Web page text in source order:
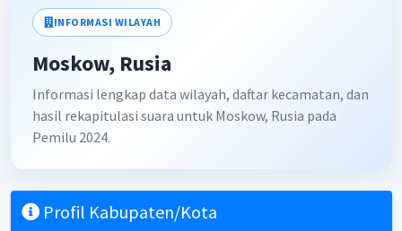
INFORMASI WILAYAH
Moskow, Rusia
Informasi lengkap data wilayah, daftar kecamatan, dan
hasil rekapitulasi suara untuk Moskow, Rusia pada
Pemilu 2024.
Profil Kabupaten/Kota